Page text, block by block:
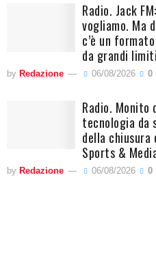
Radio. Jack
vogliamo. Ma
c’è un
da grandi limiti
by Redazione 06/08/2026 0
Radio. Monito
tecnologia da
della chiusura
Sports &
by Redazione 06/08/2026 0